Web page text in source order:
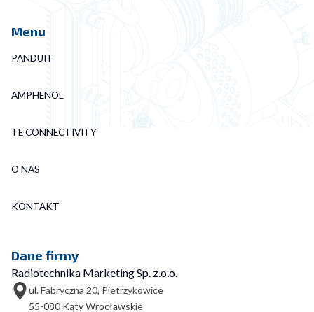
Menu
PANDUIT
AMPHENOL
TE CONNECTIVITY
O NAS
KONTAKT
Dane firmy
Radiotechnika Marketing Sp. z.o.o.
ul. Fabryczna 20, Pietrzykowice
55-080 Kąty Wrocławskie